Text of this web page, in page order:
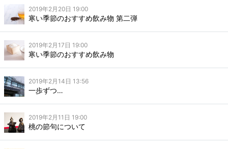
2019年2月20日 19:00
寒い季節のおすすめ飲み物 第二弾
2019年2月17日 19:00
寒い季節のおすすめ飲み物
2019年2月14日 13:56
一歩ずつ…
2019年2月11日 19:00
桃の節句について